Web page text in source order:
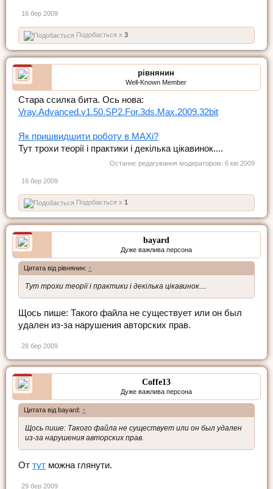
16 бер 2009
Подобається x 3
рівнянин
Well-Known Member
Стара ссилка бита. Ось нова:
Vray.Advanced.v1.50.SP2.For.3ds.Max.2009.32bit
Як пришвидшити роботу в МАХі?
Тут трохи теорії і практики і декілька цікавинок....
Останнє редагування модератором: 6 кві 2009
16 бер 2009
Подобається x 1
bayard
Дуже важлива персона
Цитата від рівнянин: ↑
Тут трохи теорії і практики і декілька цікавинок....
Щось пише: Такого файла не существует или он был
удален из-за нарушения авторских прав.
28 бер 2009
Coffe13
Дуже важлива персона
Цитата від bayard: ↑
Щось пише: Такого файла не существует или он был удален
из-за нарушения авторских прав.
От тут можна глянути.
29 бер 2009